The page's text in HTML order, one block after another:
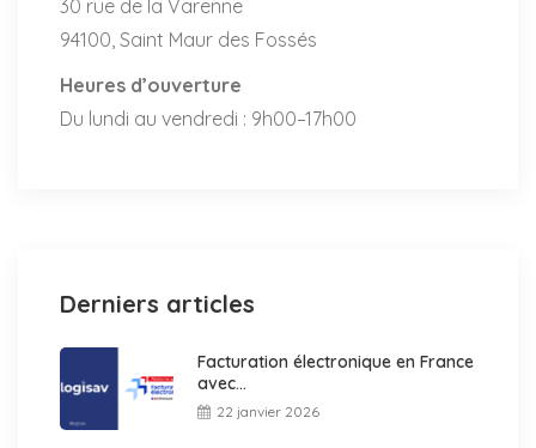
30 rue de la Varenne
94100, Saint Maur des Fossés
Heures d’ouverture
Du lundi au vendredi : 9h00–17h00
Derniers articles
Facturation électronique en France
avec...
22 janvier 2026